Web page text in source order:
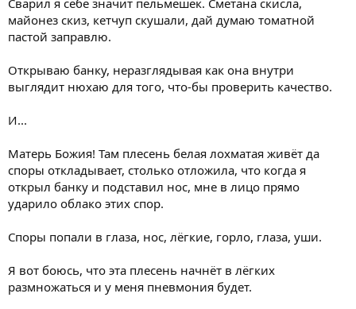
а
майонез скиз, кетчуп скушали, дай думаю томатной
пастой заправлю.
Открываю банку, неразглядывая как она внутри
выглядит нюхаю для того, что-бы проверить качество.
И...
Матерь Божия! Там плесень белая лохматая живёт да
споры откладывает, столько отложила, что когда я
открыл банку и подставил нос, мне в лицо прямо
ударило облако этих спор.
Споры попали в глаза, нос, лёгкие, горло, глаза, уши.
Я вот боюсь, что эта плесень начнёт в лёгких
размножаться и у меня пневмония будет.